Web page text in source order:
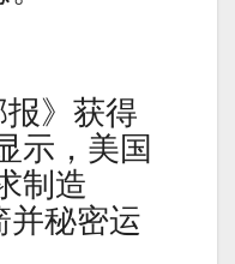
》获得
示，美国
制造
并秘密运